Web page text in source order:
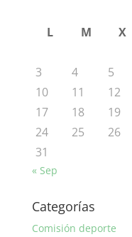
L M X
3
4 5
10
11 12
17
18 19
24
25 26
31
« Sep
Categorías
Comisión deporte